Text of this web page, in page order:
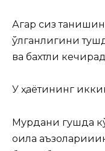
Агар сиз
ўлганлигини
ва бахтли
У ҳаётининг
Мурдани гушда
оила